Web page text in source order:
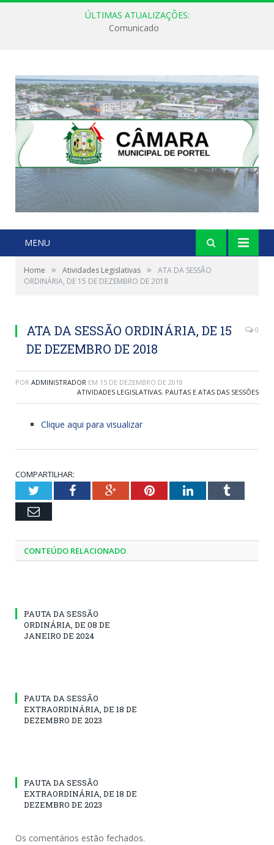
ÚLTIMAS ATUALIZAÇÕES:
Comunicado
MENU
Home » Atividades Legislativas »
ATA DA SESSÃO
ORDINÁRIA, DE 15 DE DEZEMBRO DE 2018
ATA DA SESSÃO ORDINÁRIA, DE 15
DE DEZEMBRO DE 2018
0
POR ADMINISTRADOR EM 15 DE DEZEMBRO DE 2018
ATIVIDADES LEGISLATIVAS, PAUTAS E ATAS DAS SESSÕES
Clique aqui para visualizar
COMPARTILHAR:
TwitterFacebookGoogle+PinterestLinkedInTumblr
Email
CONTEÚDO RELACIONADO
PAUTA DA SESSÃO
ORDINÁRIA, DE 08 DE
JANEIRO DE 2024
PAUTA DA SESSÃO
EXTRAORDINÁRIA, DE 18 DE
DEZEMBRO DE 2023
PAUTA DA SESSÃO
EXTRAORDINÁRIA, DE 18 DE
DEZEMBRO DE 2023
Os comentários estão fechados.